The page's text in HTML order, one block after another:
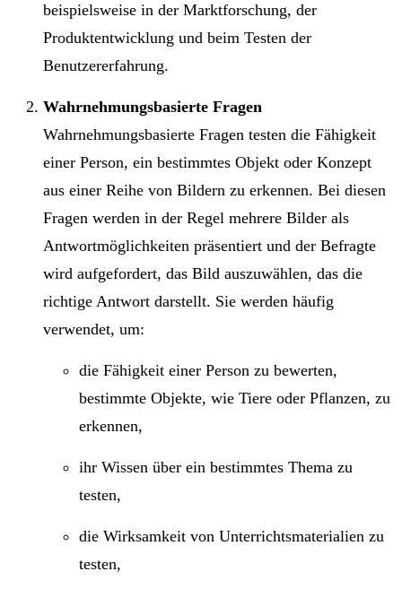
beispielsweise in der Marktforschung, der
Produktentwicklung und beim Testen der
Benutzererfahrung.
Wahrnehmungsbasierte Fragen
Wahrnehmungsbasierte Fragen testen die Fähigkeit
einer Person, ein bestimmtes Objekt oder Konzept
aus einer Reihe von Bildern zu erkennen. Bei diesen
Fragen werden in der Regel mehrere Bilder als
Antwortmöglichkeiten präsentiert und der Befragte
wird aufgefordert, das Bild auszuwählen, das die
richtige Antwort darstellt. Sie werden häufig
verwendet, um:
die Fähigkeit einer Person zu bewerten,
bestimmte Objekte, wie Tiere oder Pflanzen, zu
erkennen,
ihr Wissen über ein bestimmtes Thema zu
testen,
die Wirksamkeit von Unterrichtsmaterialien zu
testen,